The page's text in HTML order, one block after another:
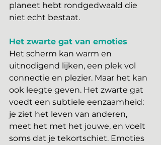
planeet hebt rondgedwaald die
niet echt bestaat.
Het zwarte gat van emoties
Het scherm kan warm en
uitnodigend lijken, een plek vol
connectie en plezier. Maar het kan
ook leegte geven. Het zwarte gat
voedt een subtiele eenzaamheid:
je ziet het leven van anderen,
meet het met het jouwe, en voelt
soms dat je tekortschiet. Emoties